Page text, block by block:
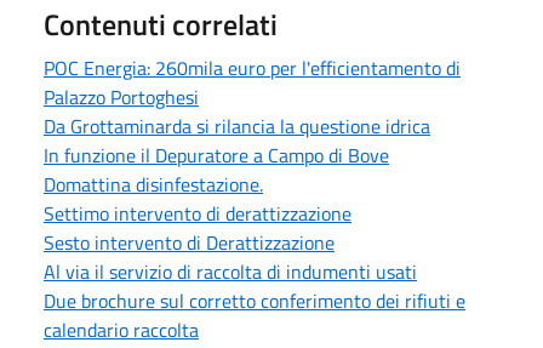
Contenuti correlati
POC Energia: 260mila euro per l'efficientamento di
Palazzo Portoghesi
Da Grottaminarda si rilancia la questione idrica
In funzione il Depuratore a Campo di Bove
Domattina disinfestazione.
Settimo intervento di derattizzazione
Sesto intervento di Derattizzazione
Al via il servizio di raccolta di indumenti usati
Due brochure sul corretto conferimento dei rifiuti e
calendario raccolta